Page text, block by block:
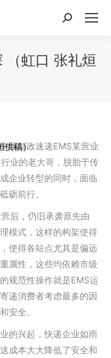
搜
（虹口 张礼烜
供稿）
国邮政速递EMS某营业
业的老大哥，脱胎于传
企业转型的同时，面临
砺前行。
后，仍旧承袭原先由
模式，这样的构架使得
使得各站点尤其是偏远
属性，这些均依赖市级
规范性操作就是EMS运
递消费者考虑最多的因
安全。
的兴起，快递企业如雨
成本大大降低了安全和